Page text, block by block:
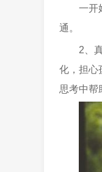
一开
通。
2、
化，担心
思考中帮